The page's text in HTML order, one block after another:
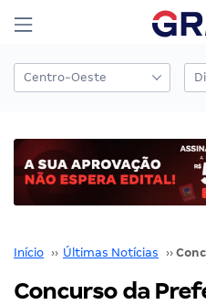
Início ›› Últimas Notícias ››
Concurso da